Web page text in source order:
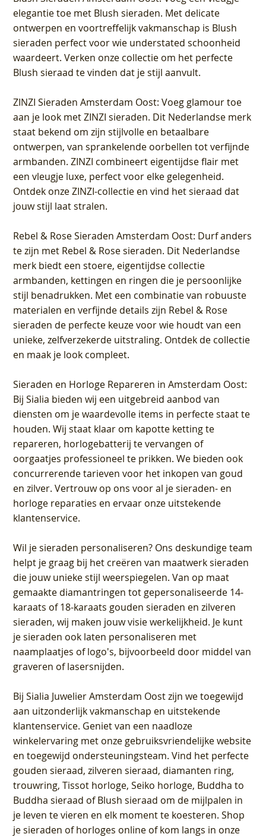
elegantie toe met Blush sieraden. Met delicate
ontwerpen en voortreffelijk vakmanschap is Blush
sieraden perfect voor wie understated schoonheid
waardeert. Verken onze collectie om het perfecte
Blush sieraad te vinden dat je stijl aanvult.
ZINZI Sieraden Amsterdam Oost: Voeg glamour toe
aan je look met ZINZI sieraden. Dit Nederlandse merk
staat bekend om zijn stijlvolle en betaalbare
ontwerpen, van sprankelende oorbellen tot verfijnde
armbanden. ZINZI combineert eigentijdse flair met
een vleugje luxe, perfect voor elke gelegenheid.
Ontdek onze ZINZI-collectie en vind het sieraad dat
jouw stijl laat stralen.
Rebel & Rose Sieraden Amsterdam Oost: Durf anders
te zijn met Rebel & Rose sieraden. Dit Nederlandse
merk biedt een stoere, eigentijdse collectie
armbanden, kettingen en ringen die je persoonlijke
stijl benadrukken. Met een combinatie van robuuste
materialen en verfijnde details zijn Rebel & Rose
sieraden de perfecte keuze voor wie houdt van een
unieke, zelfverzekerde uitstraling. Ontdek de collectie
en maak je look compleet.
Sieraden en Horloge Repareren in Amsterdam Oost:
Bij Sialia bieden wij een uitgebreid aanbod van
diensten om je waardevolle items in perfecte staat te
houden. Wij staat klaar om kapotte ketting te
repareren, horlogebatterij te vervangen of
oorgaatjes professioneel te prikken. We bieden ook
concurrerende tarieven voor het inkopen van goud
en zilver. Vertrouw op ons voor al je sieraden- en
horloge reparaties en ervaar onze uitstekende
klantenservice.
Wil je sieraden personaliseren? Ons deskundige team
helpt je graag bij het creëren van maatwerk sieraden
die jouw unieke stijl weerspiegelen. Van op maat
gemaakte diamantringen tot gepersonaliseerde 14-
karaats of 18-karaats gouden sieraden en zilveren
sieraden, wij maken jouw visie werkelijkheid. Je kunt
je sieraden ook laten personaliseren met
naamplaatjes of logo's, bijvoorbeeld door middel van
graveren of lasersnijden.
BijSialia Juwelier Amsterdam Oostzijn we toegewijd
aan uitzonderlijk vakmanschap en uitstekende
klantenservice. Geniet van een naadloze
winkelervaring met onze gebruiksvriendelijke website
en toegewijd ondersteuningsteam. Vind het perfecte
gouden sieraad, zilveren sieraad, diamanten ring,
trouwring, Tissot horloge, Seiko horloge, Buddha to
Buddha sieraad of Blush sieraad om de mijlpalen in
je leven te vieren en elk moment te koesteren. Shop
je sieraden of horloges online of kom langs in onze